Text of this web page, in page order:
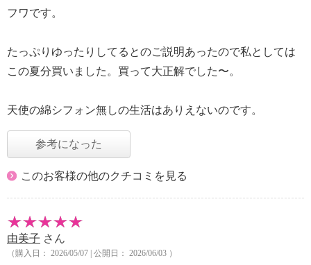
フワです。
たっぷりゆったりしてるとのご説明あったので私としては
この夏分買いました。買って大正解でした〜。
天使の綿シフォン無しの生活はありえないのです。
参考になった
このお客様の他のクチコミを見る
由美子 さん
（購入日： 2026/05/07 | 公開日： 2026/06/03 ）